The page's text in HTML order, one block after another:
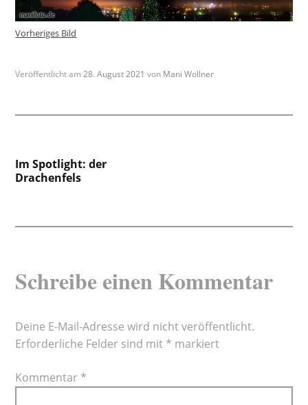
Vorheriges Bild
Veröffentlicht am28. August 2021 von Mani Wollner
Beitragsnavigation
Im Spotlight: der
Drachenfels
Schreibe einen Kommentar
Deine E-Mail-Adresse wird nicht veröffentlicht.
Erforderliche Felder sind mit * markiert
Kommentar *